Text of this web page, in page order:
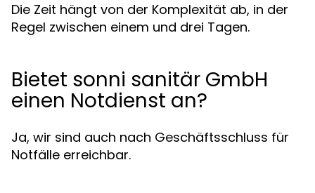
Die Zeit hängt von der Komplexität ab, in der
Regel zwischen einem und drei Tagen.
Bietet sonni sanitär GmbH
einen Notdienst an?
Ja, wir sind auch nach Geschäftsschluss für
Notfälle erreichbar.